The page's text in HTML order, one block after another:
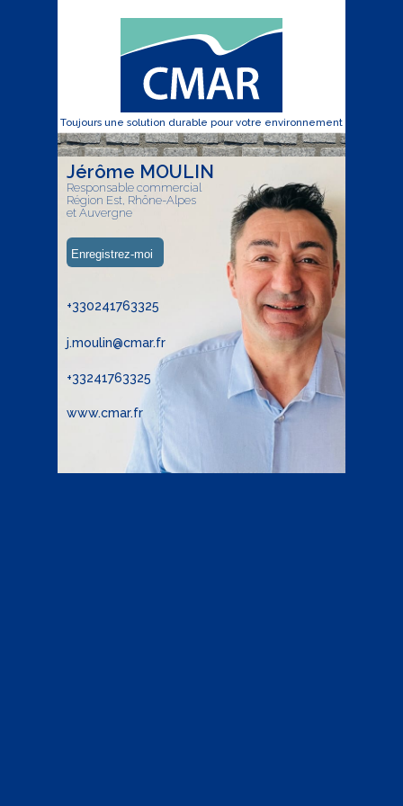
Toujours une solution durable pour votre environnement
Jérôme MOULIN
Responsable commercial
Région Est, Rhône-Alpes
et Auvergne
Enregistrez-moi
+330241763325
j.moulin@cmar.fr
+33241763325
www.cmar.fr